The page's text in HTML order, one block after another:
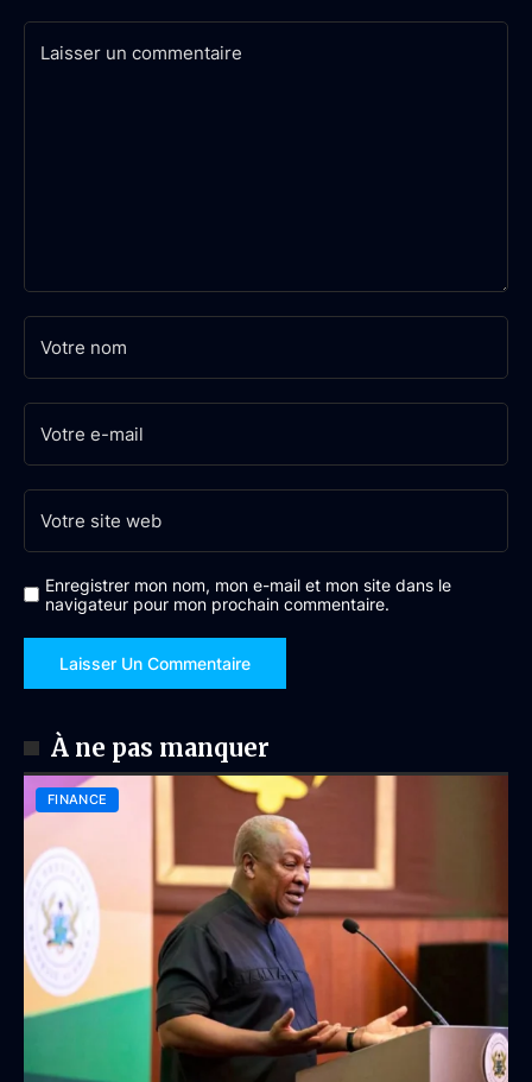
Enregistrer mon nom, mon e-mail et mon site dans le
navigateur pour mon prochain commentaire.
À ne pas manquer
FINANCE